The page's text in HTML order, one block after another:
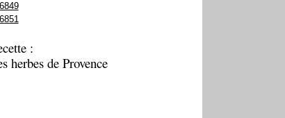
:
herbes de Provence